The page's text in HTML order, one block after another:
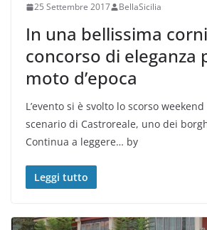
25 Settembre 2017 BellaSicilia
In una bellissima
concorso di eleganza
moto d’epoca
L’evento si è svolto lo scorso
scenario di Castroreale, uno dei
Continua a leggere… by
Leggi tutto